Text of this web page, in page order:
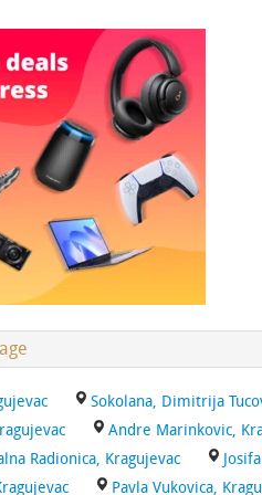
Sokolana, Dimitrija
Andre Marinkovic,
Radionica, Kragujevac
Pavla Vukovica,